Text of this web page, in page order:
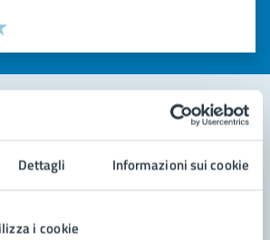
Dettagli Informazioni sui cookie
i cookie
informazioni (da 1 a 5 stelle)
di stelle per valutare la chiarezza delle
5 stelle su 5
4 stelle su 5
su 5
su 5
frequenti